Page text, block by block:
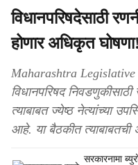
विधानपरिषदेसाठी
होणार अधिकृत घोषणा!
Maharashtra
विधानपरिषद
त्याबाबत ज्येष्ठ नेत्यांच्या
आहे. या बैठकीत
सरकारनामा